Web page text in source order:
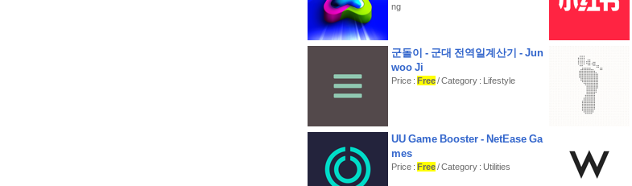
ng
군돌이 - 군대 전역일계산기 - Jun
woo Ji
Price : Free/ Category : Lifestyle
UU Game Booster - NetEase Ga
mes
Price : Free/ Category : Utilities